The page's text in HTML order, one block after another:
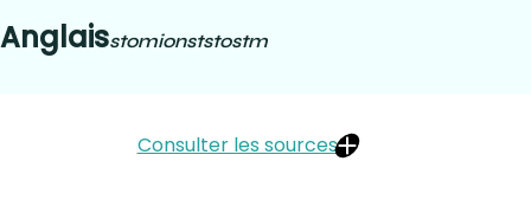
Anglaisstomionststostm
Consulter les sources